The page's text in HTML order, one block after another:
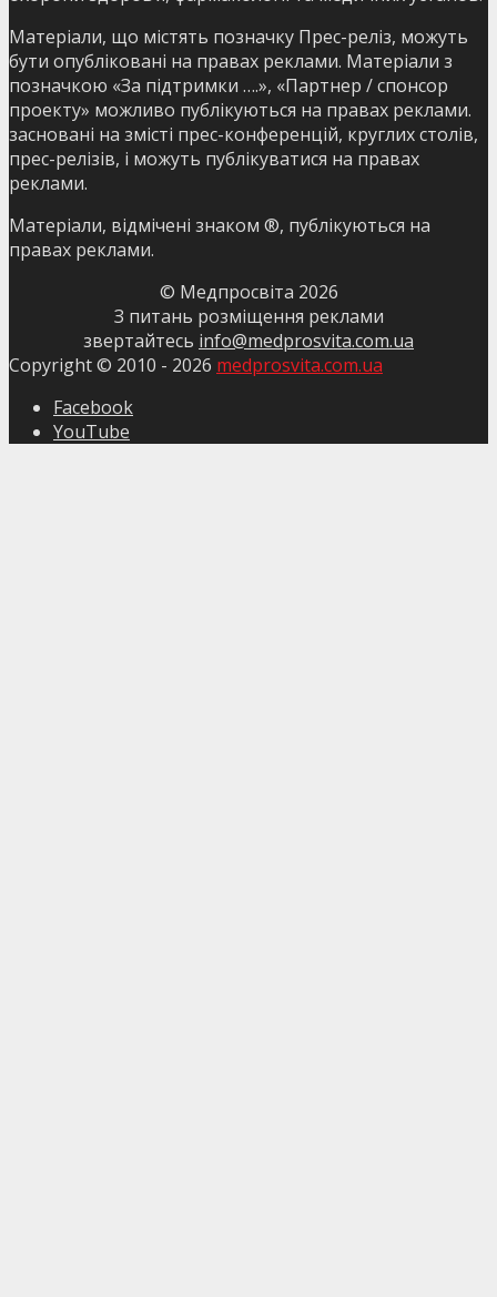
Матеріали, що містять позначку Прес-реліз, можуть
бути опубліковані на правах реклами. Матеріали з
позначкою «За підтримки ….», «Партнер / спонсор
проекту» можливо публікуються на правах реклами.
засновані на змісті прес-конференцій, круглих столів,
прес-релізів, і можуть публікуватися на правах
реклами.
Матеріали, відмічені знаком ®, публікуються на
правах реклами.
© Медпросвіта 2026
З питань розміщення реклами
звертайтесь info@medprosvita.com.ua
Copyright © 2010 - 2026 medprosvita.com.ua
Facebook
YouTube